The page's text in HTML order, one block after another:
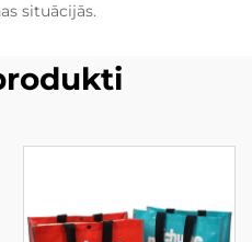
situācijās.